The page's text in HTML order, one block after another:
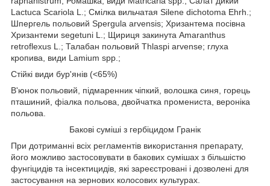
Lactuca Scariola L.; Смілка вильчатая Silene dichotoma Ehrh.;
Шпергель польовий Spergula arvensis; Хризантема посівна
Хризантеми segetuni L.; Щириця закинута Amaranthus
retroflexus L.; Талабан польовий Thlaspi arvense; глуха
кропива, види Lamium spp.;
Стійкі види бур'янів (<65%)
В'юнок польовий, підмаренник чіпкий, волошка синя, горець
пташиний, фіалка польова, двойчатка промениста, вероніка
польова.
Бакові суміші з гербіцидом Гранік
При дотриманні всіх регламентів використання препарату,
його можливо застосовувати в бакових сумішах з більшістю
фунгіцидів та інсектицидів, які зареєстровані і дозволені для
застосування на зернових колосових культурах.